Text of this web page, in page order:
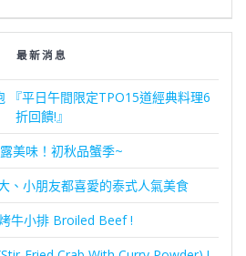
最新消息
『平日午間限定TPO15道經典料理6
折回饋!』
露美味！初秋品蟹季~
、小朋友都喜愛的泰式人氣美食
牛小排 Broiled Beef !